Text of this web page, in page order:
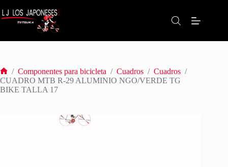
al
contenido
Inicio
/ Componentes para bicicleta / Cuadros / Cuadros /
CUADRO MTB R-29 ALUMINIO NGO/VERDE TG
BIKE TALLA 17